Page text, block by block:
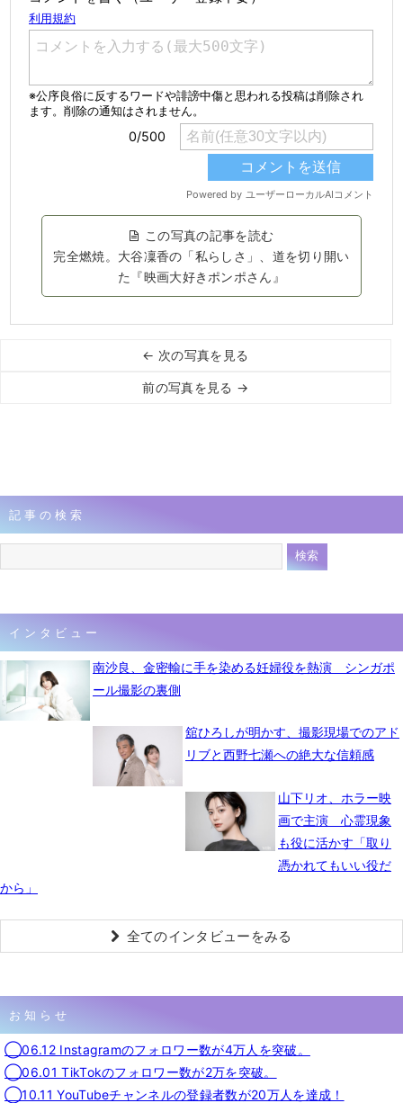
この写真の記事を読む
完全燃焼。大谷凜香の「私らしさ」、道を切り開い
た『映画大好きポンポさん』
← 次の写真を見る
前の写真を見る →
記事の検索
インタビュー
南沙良、金密輸に手を染める妊婦役を熱演 シンガポ
ール撮影の裏側
舘ひろしが明かす、撮影現場でのアド
リブと西野七瀬への絶大な信頼感
山下リオ、ホラー映
画で主演 心霊現象
も役に活かす「取り
憑かれてもいい役だ
から」
全てのインタビューをみる
お知らせ
◯06.12 Instagramのフォロワー数が4万人を突破。
◯06.01 TikTokのフォロワー数が2万を突破。
◯10.11 YouTubeチャンネルの登録者数が20万人を達成！